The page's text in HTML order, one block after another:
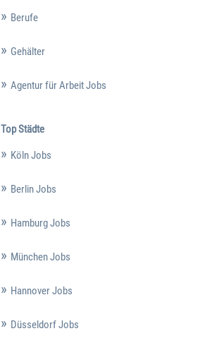
Berufe
Gehälter
Agentur für Arbeit Jobs
Top Städte
Köln Jobs
Berlin Jobs
Hamburg Jobs
München Jobs
Hannover Jobs
Düsseldorf Jobs